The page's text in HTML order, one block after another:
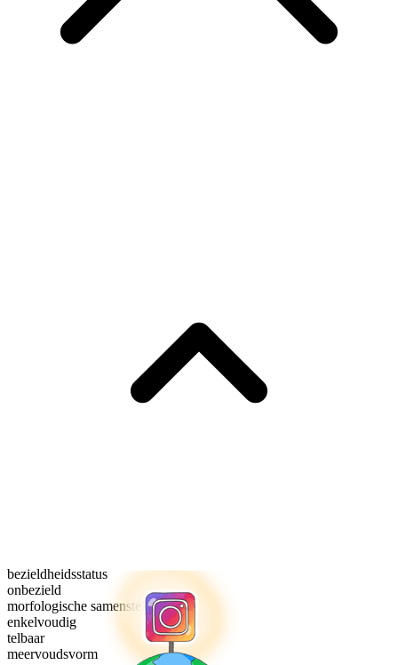
bezieldheidsstatus
onbezield
morfologische samenstelling
enkelvoudig
telbaar
meervoudsvorm